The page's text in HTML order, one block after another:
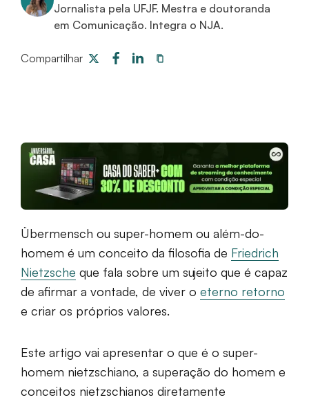
Jornalista pela UFJF. Mestra e doutoranda
em Comunicação. Integra o NJA.
Compartilhar
Übermensch ou super-homem ou além-do-
homem é um conceito da filosofia de Friedrich
Nietzsche que fala sobre um sujeito que é capaz
de afirmar a vontade, de viver o eterno retorno
e criar os próprios valores.
Este artigo vai apresentar o que é o super-
homem nietzschiano, a superação do homem e
conceitos nietzschianos diretamente